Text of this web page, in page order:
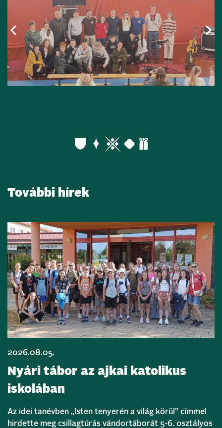
További hírek
2026.08.05.
Nyári tábor az ajkai katolikus
iskolában
Az idei tanévben „Isten tenyerén a világ körül” címmel
hirdette meg csillagtúrás vándortáborát 5-6. osztályos